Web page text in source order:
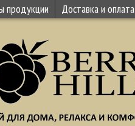
продукции Доставка и оплата